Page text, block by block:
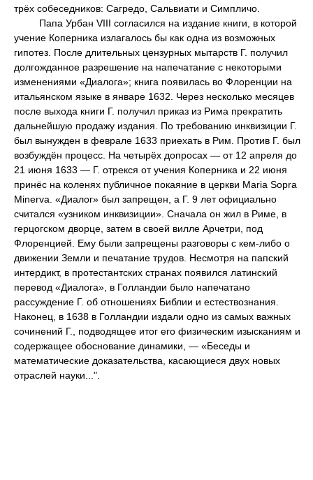
трёх собеседников: Сагредо, Сальвиати и Симпличо.
Папа Урбан VIII согласился на издание книги, в которой
учение Коперника излагалось бы как одна из возможных
гипотез. После длительных цензурных мытарств Г. получил
долгожданное разрешение на напечатание с некоторыми
изменениями «Диалога»; книга появилась во Флоренции на
итальянском языке в январе 1632. Через несколько месяцев
после выхода книги Г. получил приказ из Рима прекратить
дальнейшую продажу издания. По требованию инквизиции Г.
был вынужден в феврале 1633 приехать в Рим. Против Г. был
возбуждён процесс. На четырёх допросах — от 12 апреля до
21 июня 1633 — Г. отрекся от учения Коперника и 22 июня
принёс на коленях публичное покаяние в церкви Maria Sopra
Minerva. «Диалог» был запрещен, а Г. 9 лет официально
считался «узником инквизиции». Сначала он жил в Риме, в
герцогском дворце, затем в своей вилле Арчетри, под
Флоренцией. Ему были запрещены разговоры с кем-либо о
движении Земли и печатание трудов. Несмотря на папский
интердикт, в протестантских странах появился латинский
перевод «Диалога», в Голландии было напечатано
рассуждение Г. об отношениях Библии и естествознания.
Наконец, в 1638 в Голландии издали одно из самых важных
сочинений Г., подводящее итог его физическим изысканиям и
содержащее обоснование динамики, — «Беседы и
математические доказательства, касающиеся двух новых
отраслей науки...".